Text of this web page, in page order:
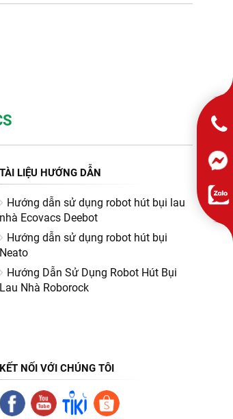
TÀI LIỆU HƯỚNG DẪN
Hướng dẫn sử dụng robot hút bụi lau
nhà Ecovacs Deebot
Hướng dẫn sử dụng robot hút bụi
Neato
Hướng Dẫn Sử Dụng Robot Hút Bụi
Lau Nhà Roborock
KẾT NỐI VỚI CHÚNG TÔI